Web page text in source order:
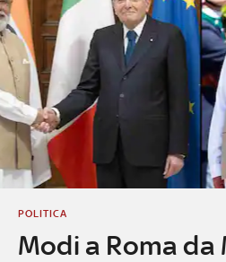
Modi a Roma da
POLITICA